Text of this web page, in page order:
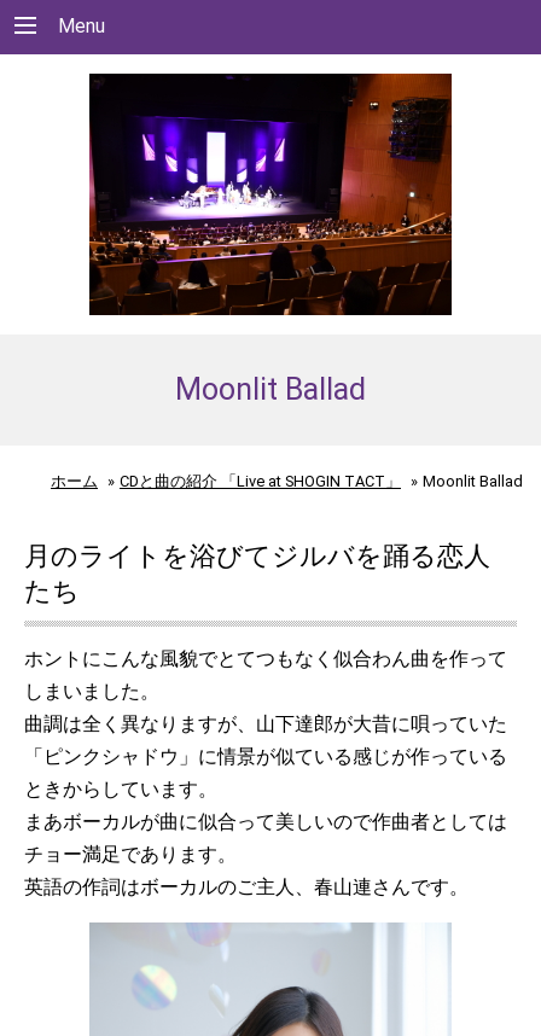
Menu
Moonlit Ballad
ホーム » CDと曲の紹介 「Live at SHOGIN TACT」 » Moonlit Ballad
月のライトを浴びてジルバを踊る恋人
たち
ホントにこんな風貌でとてつもなく似合わん曲を作って
しまいました。
曲調は全く異なりますが、山下達郎が大昔に唄っていた
「ピンクシャドウ」に情景が似ている感じが作っている
ときからしています。
まあボーカルが曲に似合って美しいので作曲者としては
チョー満足であります。
英語の作詞はボーカルのご主人、春山連さんです。